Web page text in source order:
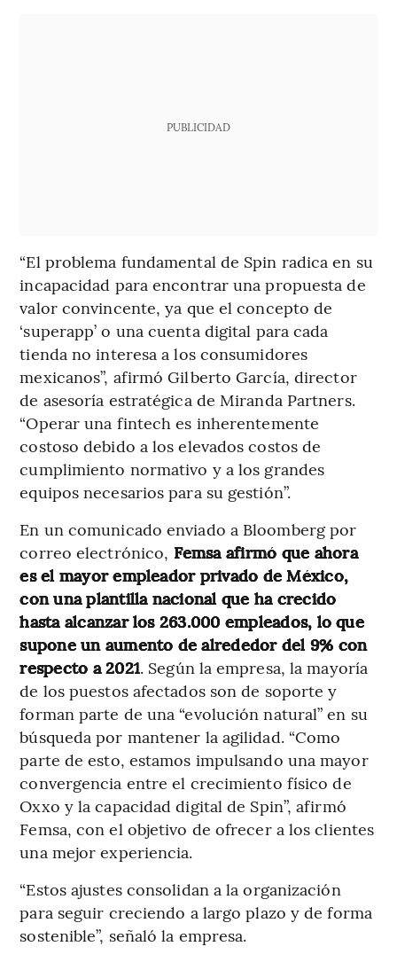
PUBLICIDAD
“El problema fundamental de Spin radica en su
incapacidad para encontrar una propuesta de
valor convincente, ya que el concepto de
‘superapp’ o una cuenta digital para cada
tienda no interesa a los consumidores
mexicanos”, afirmó Gilberto García, director
de asesoría estratégica de Miranda Partners.
“Operar una fintech es inherentemente
costoso debido a los elevados costos de
cumplimiento normativo y a los grandes
equipos necesarios para su gestión”.
En un comunicado enviado a Bloomberg por
correo electrónico, Femsa afirmó que ahora
es el mayor empleador privado de México,
con una plantilla nacional que ha crecido
hasta alcanzar los 263.000 empleados, lo que
supone un aumento de alrededor del 9% con
respecto a 2021. Según la empresa, la mayoría
de los puestos afectados son de soporte y
forman parte de una “evolución natural” en su
búsqueda por mantener la agilidad. “Como
parte de esto, estamos impulsando una mayor
convergencia entre el crecimiento físico de
Oxxo y la capacidad digital de Spin”, afirmó
Femsa, con el objetivo de ofrecer a los clientes
una mejor experiencia.
“Estos ajustes consolidan a la organización
para seguir creciendo a largo plazo y de forma
sostenible”, señaló la empresa.